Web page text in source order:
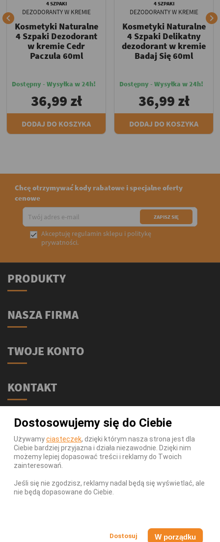

4 SZPAKI
DEZODORANTY W KREMIE
Kosmetyki Naturalne
4 Szpaki Dezodorant
w kremie Cedr
Paczula 60ml
Dostępny - Wysyłka w 24h!
36,99 zł
DODAJ DO KOSZYKA
4 SZPAKI
DEZODORANTY W KREMIE
Kosmetyki Naturalne
4 Szpaki Delikatny
dezodorant w kremie
Badaj Się 60ml
Dostępny - Wysyłka w 24h!
36,99 zł
DODAJ DO KOSZYKA

Chcę otrzymywać kody rabatowe i specjalne oferty
cenowe
 Akceptuję regulamin sklepu i politykę
prywatności.
Dostosowujemy się do Ciebie
Używamyciasteczek, dzięki którym nasza strona jest dla
Ciebie bardziej przyjazna i działa niezawodnie. Dzięki nim
możemy lepiej dopasować treści i reklamy do Twoich
zainteresowań.
Jeśli się nie zgodzisz, reklamy nadal będą się wyświetlać, ale
nie będą dopasowane do Ciebie.
W porządku
PRODUKTY
NASZA FIRMA
TWOJE KONTO
KONTAKT
ul. Stołeczna 2/lok 102
15-879 Białystok
Telefon:
539 111 590
Infolinia:Pn-Pt 9-17
E-mail:
info@swiatsupli.pl